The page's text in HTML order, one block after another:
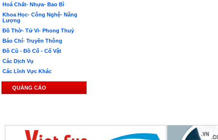
Hoá Chất- Nhựa- Bao Bì
Khoa Học- Công Nghệ- Năng
Lượng
Đồ Thờ- Tử Vi- Phong Thuỷ
Báo Chí- Truyền Thông
Đồ Cũ - Đồ Cổ - Cổ Vật
Các Dịch Vụ
Các Lĩnh Vực Khác
QUẢNG CÁO